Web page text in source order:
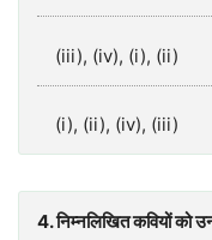
(iii), (iv), (i), (ii)
(i), (ii), (iv), (iii)
4. निम्नलिखित कवियों को